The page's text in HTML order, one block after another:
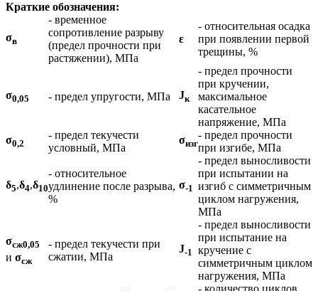
Краткие обозначения:
σв
- временное
сопротивление разрыву
(предел прочности при
растяжении), МПа
ε
- относительная осадка
при появлении первой
трещины, %
σ0,05 - предел упругости, МПа Jк
- предел прочности
при кручении,
максимальное
касательное
напряжение, МПа
σ0,2
- предел текучести
условный, МПа
σизг
- предел прочности
при изгибе, МПа
δ5,δ4,δ10
- относительное
удлинение после разрыва,
%
σ-1
- предел выносливости
при испытании на
изгиб с симметричным
циклом нагружения,
МПа
σсж0,05
и σсж
- предел текучести при
сжатии, МПа
J-1
- предел выносливости
при испытание на
кручение с
симметричным циклом
нагружения, МПа